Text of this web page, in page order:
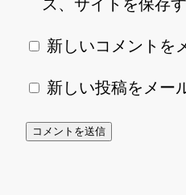
ス、サイトを保存す
新しいコメントを
新しい投稿をメー